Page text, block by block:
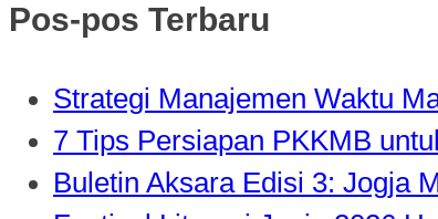
Pos-pos Terbaru
Strategi Manajemen Waktu
7 Tips Persiapan PKKMB
Buletin Aksara Edisi 3: Jogja